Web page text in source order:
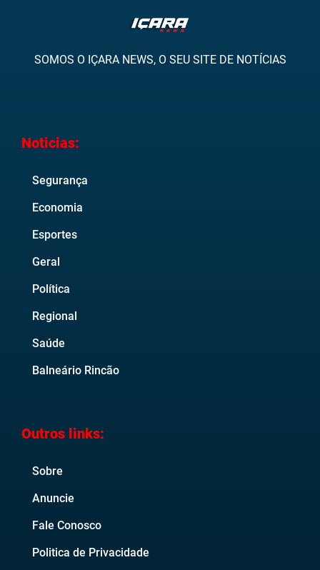
SOMOS O IÇARA NEWS, O SEU SITE DE NOTÍCIAS
Noticias:
Segurança
Economia
Esportes
Geral
Política
Regional
Saúde
Balneário Rincão
Outros links:
Sobre
Anuncie
Fale Conosco
Politica de Privacidade